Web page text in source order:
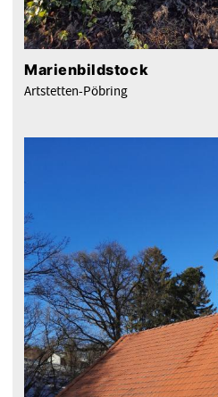
Marienbildstock
Artstetten-Pöbring